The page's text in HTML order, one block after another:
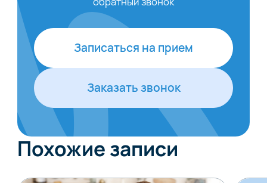
Записаться на прием
Заказать звонок
Похожие записи